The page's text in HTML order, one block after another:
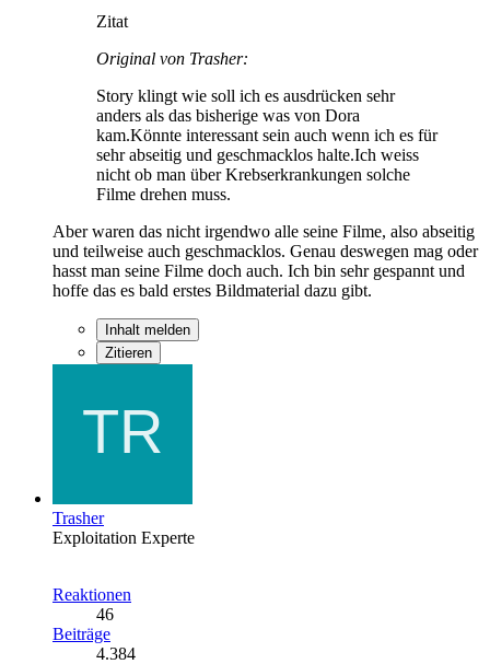
Zitat
Original von Trasher:
Story klingt wie soll ich es ausdrücken sehr
anders als das bisherige was von Dora
kam.Könnte interessant sein auch wenn ich es für
sehr abseitig und geschmacklos halte.Ich weiss
nicht ob man über Krebserkrankungen solche
Filme drehen muss.
Aber waren das nicht irgendwo alle seine Filme, also abseitig
und teilweise auch geschmacklos. Genau deswegen mag oder
hasst man seine Filme doch auch. Ich bin sehr gespannt und
hoffe das es bald erstes Bildmaterial dazu gibt.
Inhalt melden
Zitieren
Trasher
Exploitation Experte
Reaktionen
46
Beiträge
4.384